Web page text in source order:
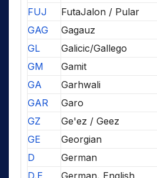
FUJ
FutaJalon / Pular
GAG
Gagauz
GL
Galicic/Gallego
GM
Gamit
GA
Garhwali
GAR
Garo
GZ
Ge'ez / Geez
GE
Georgian
D
German
D,E
German, English